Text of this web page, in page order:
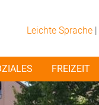
Leichte Sprache |
FREIZEIT